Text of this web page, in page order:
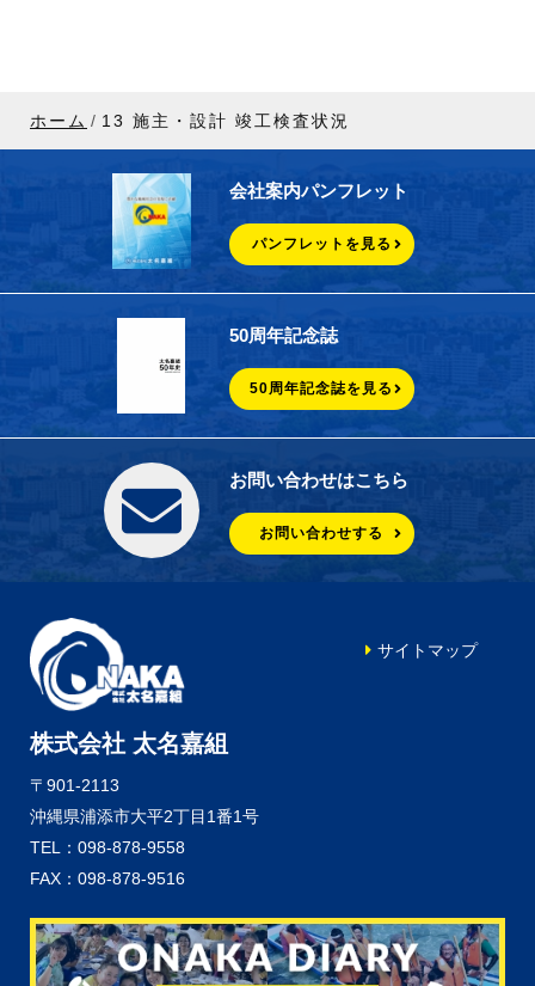
ホーム 13 施主・設計 竣工検査状況
会社案内パンフレット
パンフレットを見る
50周年記念誌
50周年記念誌を見る
お問い合わせはこちら
お問い合わせする
株式会社 太名嘉組
〒901-2113
沖縄県浦添市大平2丁目1番1号
TEL：098-878-9558
FAX：098-878-9516
サイトマップ